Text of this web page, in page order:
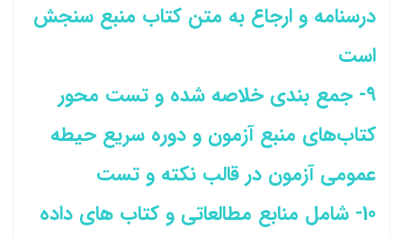
درسنامه و ارجاع به متن کتاب منبع سنجش
است
9- جمع بندی خلاصه شده و تست محور
کتاب‌های منبع آزمون و دوره سریع حیطه
عمومی آزمون در قالب نکته و تست
10- شامل منابع مطالعاتی و کتاب های داده